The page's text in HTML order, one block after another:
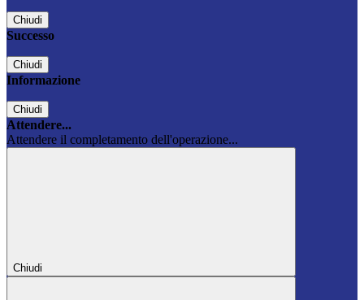
Chiudi
Successo
Chiudi
Informazione
Chiudi
Attendere...
Attendere il completamento dell'operazione...
Chiudi